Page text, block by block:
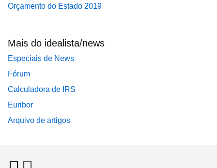
Orçamento do Estado 2019
Mais do idealista/news
Especiais de News
Fórum
Calculadora de IRS
Euribor
Arquivo de artigos